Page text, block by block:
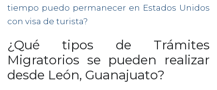
tiempo puedo permanecer en Estados Unidos
con visa de turista?
¿Qué tipos de Trámites
Migratorios se pueden realizar
desde León, Guanajuato?